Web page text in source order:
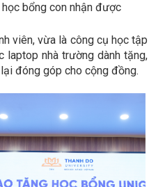
bổng con nhận được
viên, vừa là công cụ học tập
laptop nhà trường dành tặng,
đóng góp cho cộng đồng.